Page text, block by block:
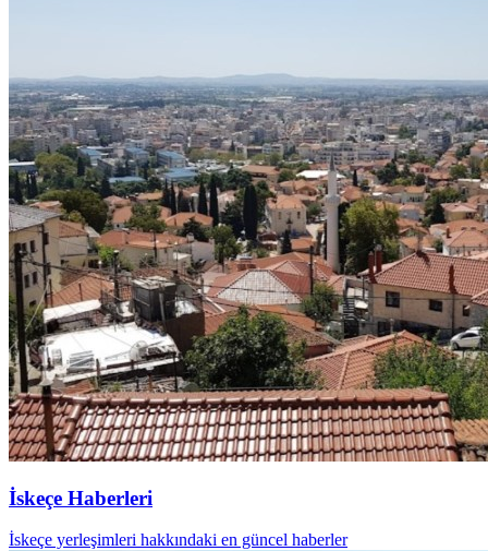
İskeçe Haberleri
İskeçe yerleşimleri hakkındaki en güncel haberler